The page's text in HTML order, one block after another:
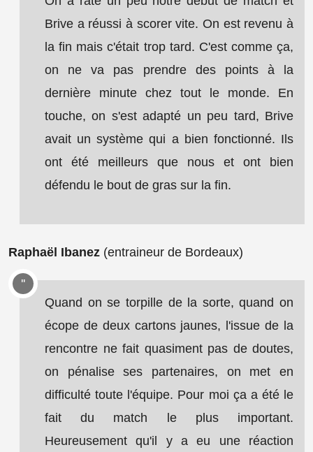
Brive a réussi à scorer vite. On est revenu à
la fin mais c'était trop tard. C'est comme ça,
on ne va pas prendre des points à la
dernière minute chez tout le monde. En
touche, on s'est adapté un peu tard, Brive
avait un système qui a bien fonctionné. Ils
ont été meilleurs que nous et ont bien
défendu le bout de gras sur la fin.
Raphaël Ibanez (entraineur de Bordeaux)
Quand on se torpille de la sorte, quand on
écope de deux cartons jaunes, l'issue de la
rencontre ne fait quasiment pas de doutes,
on pénalise ses partenaires, on met en
difficulté toute l'équipe. Pour moi ça a été le
fait du match le plus important.
Heureusement qu'il y a eu une réaction